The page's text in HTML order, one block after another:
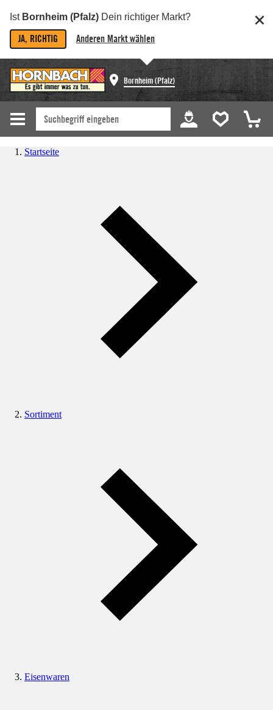
Ist Bornheim (Pfalz) Dein richtiger Markt?
JA, RICHTIG Anderen Markt wählen
Bornheim (Pfalz)
Startseite
Sortiment
Eisenwaren